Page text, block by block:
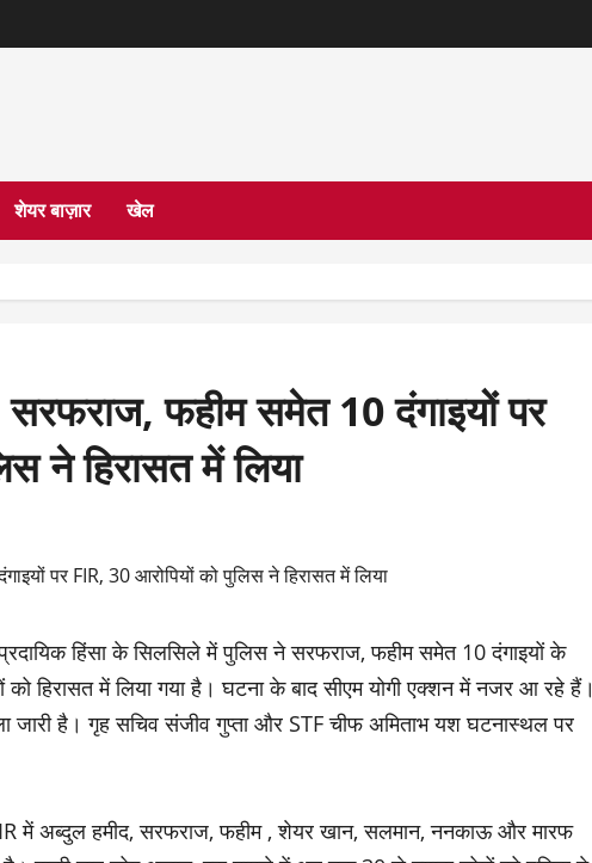
शेयर बाज़ार खेल
फहीम समेत 10 दंगाइयों पर
ने हिरासत में लिया
हिंसा के सिलसिले में पुलिस ने सरफराज, फहीम समेत 10 दंगाइयों के
को हिरासत में लिया गया है। घटना के बाद सीएम योगी एक्शन में नजर आ रहे हैं।
जारी है। गृह सचिव संजीव गुप्ता और STF चीफ अमिताभ यश घटनास्थल पर
में अब्दुल हमीद, सरफराज, फहीम , शेयर खान, सलमान, ननकाऊ और मारफ